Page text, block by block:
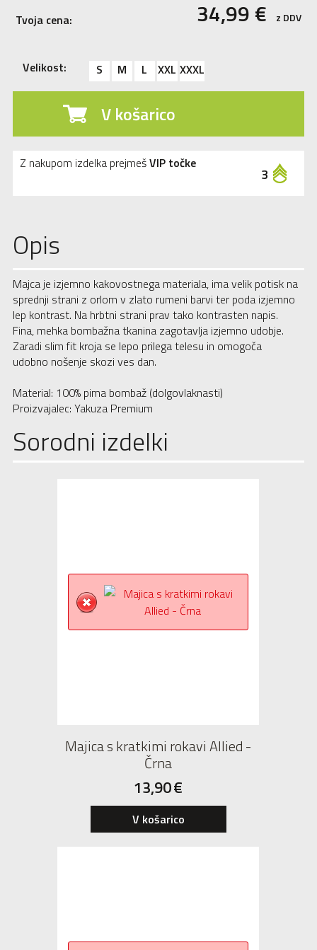
34,99€ z DDV
Tvoja cena:
Velikost: S M L XXL XXXL
V košarico
3
Z nakupom izdelka prejmešVIP točke
Opis
Majca je izjemno kakovostnega materiala, ima velik potisk na
sprednji strani z orlom v zlato rumeni barvi ter poda izjemno
lep kontrast. Na hrbtni strani prav tako kontrasten napis.
Fina, mehka bombažna tkanina zagotavlja izjemno udobje.
Zaradi slim fit kroja se lepo prilega telesu in omogoča
udobno nošenje skozi ves dan.
Material: 100% pima bombaž (dolgovlaknasti)
Proizvajalec: Yakuza Premium
Sorodni izdelki
Majica s kratkimi rokavi Allied -
Črna
13,90€
V košarico